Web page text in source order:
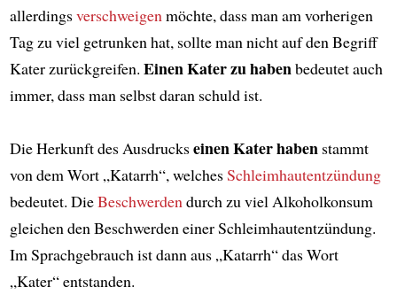
allerdingsverschweigen möchte, dass man am vorherigen
Tag zu viel getrunken hat, sollte man nicht auf den Begriff
Kater zurückgreifen. Einen Kater zu habenbedeutet auch
immer, dass man selbst daran schuld ist.
Die Herkunft des Ausdruckseinen Kater haben stammt
von dem Wort „Katarrh“, welchesSchleimhautentzündung
bedeutet. DieBeschwerden durch zu viel Alkoholkonsum
gleichen den Beschwerden einer Schleimhautentzündung.
Im Sprachgebrauch ist dann aus „Katarrh“ das Wort
„Kater“ entstanden.